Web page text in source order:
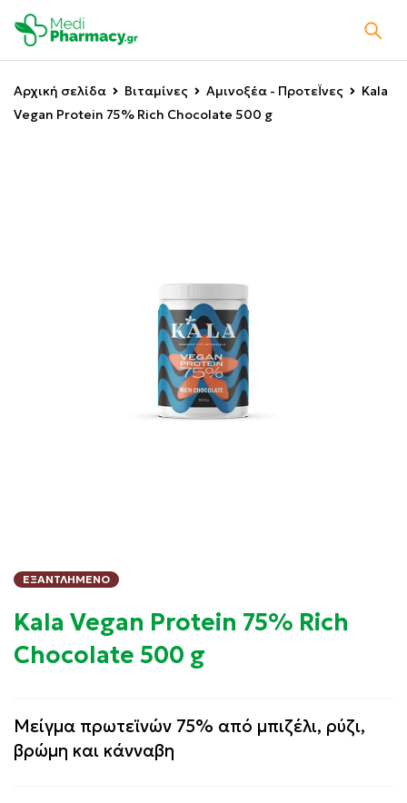
Αρχική σελίδα Βιταμίνες Αμινοξέα - ΠροτεΪνες
Kala
Vegan Protein 75% Rich Chocolate 500 g
ΕΞΑΝΤΛΗΜΈΝΟ
Kala Vegan Protein 75% Rich
Chocolate 500 g
Mείγμα πρωτεϊνών 75% από μπιζέλι, ρύζι,
βρώμη και κάνναβη